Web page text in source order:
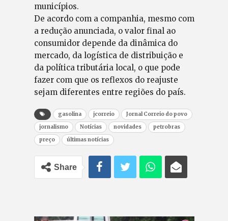
municípios.
De acordo com a companhia, mesmo com
a redução anunciada, o valor final ao
consumidor depende da dinâmica do
mercado, da logística de distribuição e
da política tributária local, o que pode
fazer com que os reflexos do reajuste
sejam diferentes entre regiões do país.
gasolina jcorreio
Jornal Correio do povo
jornalismo
Notícias novidades
petrobras
preço
últimas notícias
Share